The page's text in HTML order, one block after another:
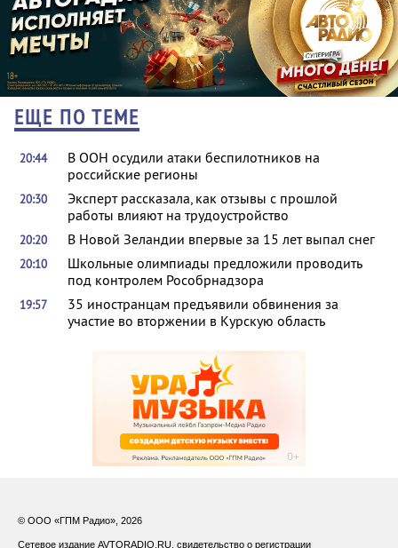
ЕЩЕ ПО ТЕМЕ
20:44
В ООН осудили атаки беспилотников на
российские регионы
20:30
Эксперт рассказала, как отзывы с прошлой
работы влияют на трудоустройство
20:20 В Новой Зеландии впервые за 15 лет выпал снег
20:10
Школьные олимпиады предложили проводить
под контролем Рособрнадзора
19:57
35 иностранцам предъявили обвинения за
участие во вторжении в Курскую область
© ООО «ГПМ Радио», 2026
Сетевое издание AVTORADIO.RU, свидетельство о регистрации